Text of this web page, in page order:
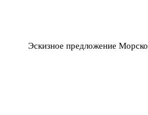
Эскизное предложение